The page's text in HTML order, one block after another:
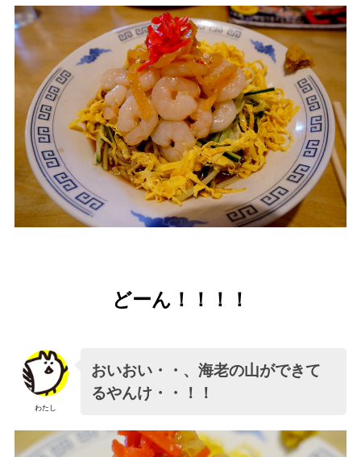
どーん！！！！
わたし
おいおい・・、海老の山ができて
るやんけ・・！！